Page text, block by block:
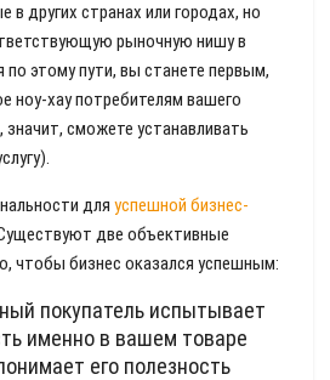
других странах или городах, но
рыночную нишу в
этому пути, вы станете первым,
ноу-хау потребителям вашего
значит, сможете устанавливать
для успешной бизнес-
две объективные
чтобы бизнес оказался успешным:
покупатель испытывает
именно в вашем товаре
его полезность